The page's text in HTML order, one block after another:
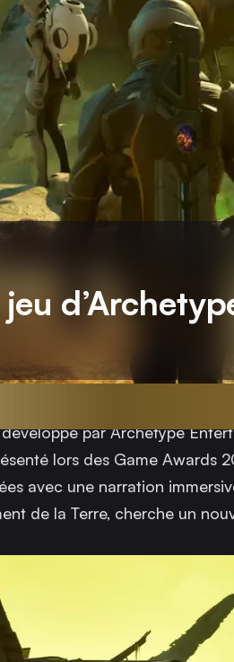
par Archetype
lors des Game Awards
avec une narration
de la Terre, cherche un